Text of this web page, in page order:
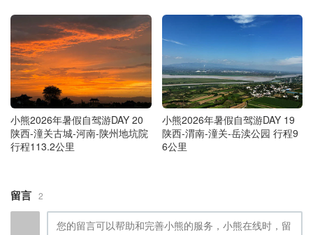
小熊2026年暑假自驾游DAY 20
陕西-潼关古城-河南-陕州地坑院
行程113.2公里
小熊2026年暑假自驾游DAY 19
陕西-渭南-潼关-岳渎公园 行程9
6公里
留言 2